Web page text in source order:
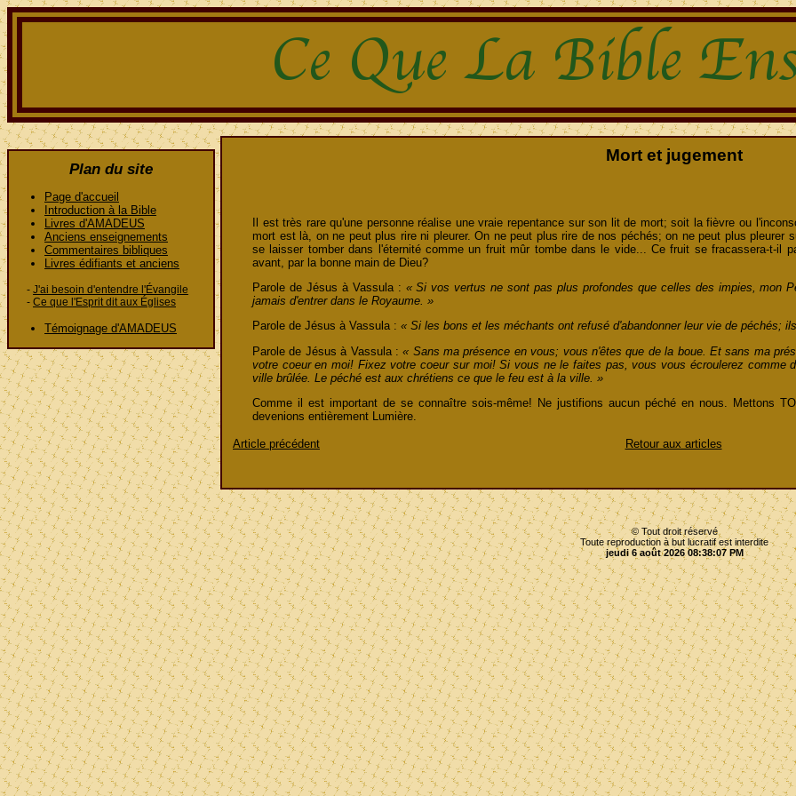
Plan du site
Page d'accueil
Introduction à la Bible
Livres d'AMADEUS
Anciens enseignements
Commentaires bibliques
Livres édifiants et anciens
- J'ai besoin d'entendre l'Évangile
- Ce que l'Esprit dit aux Églises
Témoignage d'AMADEUS
Mort et jugement
Il est très rare qu'une personne réalise une vraie repentance sur son lit de mort; soit la fièvre ou
mort est là, on ne peut plus rire ni pleurer. On ne peut plus rire de nos péchés; on ne peut plus
se laisser tomber dans l'éternité comme un fruit mûr tombe dans le vide... Ce fruit se fracassera-t-il
avant, par la bonne main de Dieu?
Parole de Jésus à Vassula : « Si vos vertus ne sont pas plus profondes que celles des impies, mon
jamais d'entrer dans le Royaume. »
Parole de Jésus à Vassula : « Si les bons et les méchants ont refusé d'abandonner leur vie de péchés;
Parole de Jésus à Vassula :« Sans ma présence en vous; vous n'êtes que de la boue. Et sans ma
votre coeur en moi! Fixez votre coeur sur moi! Si vous ne le faites pas, vous vous écroulerez comme
ville brûlée. Le péché est aux chrétiens ce que le feu est à la ville. »
Comme il est important de se connaître sois-même! Ne justifions aucun péché en nous. Mettons
devenions entièrement Lumière.
Article précédent Retour aux articles
© Tout droit réservé
Toute reproduction à but lucratif est interdite
jeudi 6 août 2026 08:38:07 PM